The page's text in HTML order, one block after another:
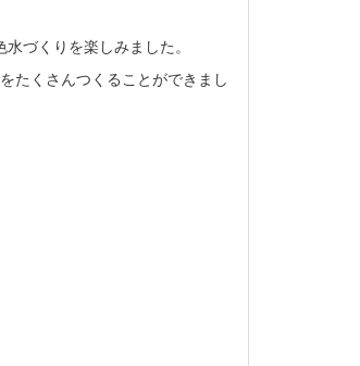
づくりを楽しみました。
たくさんつくることができまし